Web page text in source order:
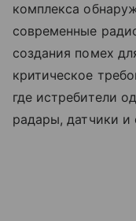
комплекса
современные
создания помех
критическое
где истребители
радары, датчики и